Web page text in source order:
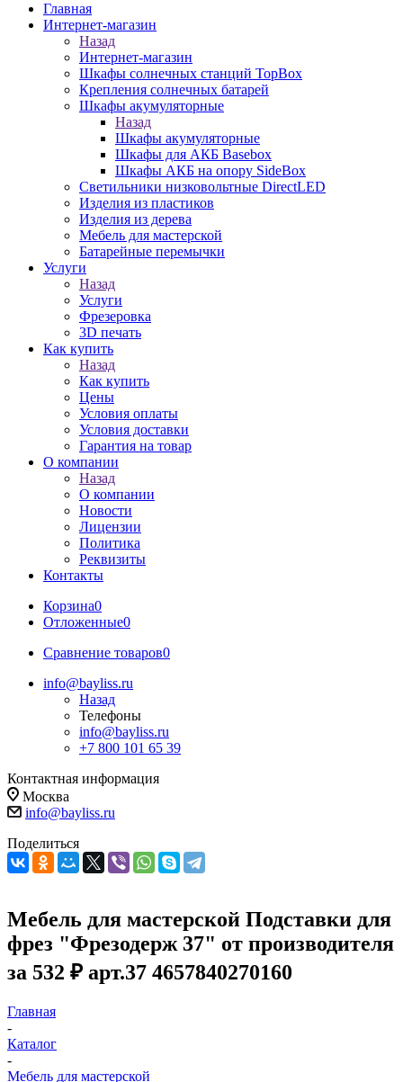
Главная
Интернет-магазин
Назад
Интернет-магазин
Шкафы солнечных станций TopBox
Крепления солнечных батарей
Шкафы акумуляторные
Назад
Шкафы акумуляторные
Шкафы для АКБ Basebox
Шкафы АКБ на опору SideBox
Светильники низковольтные DirectLED
Изделия из пластиков
Изделия из дерева
Мебель для мастерской
Батарейные перемычки
Услуги
Назад
Услуги
Фрезеровка
3D печать
Как купить
Назад
Как купить
Цены
Условия оплаты
Условия доставки
Гарантия на товар
О компании
Назад
О компании
Новости
Лицензии
Политика
Реквизиты
Контакты
Корзина0
Отложенные0
Сравнение товаров0
info@bayliss.ru
Назад
Телефоны
info@bayliss.ru
+7 800 101 65 39
Контактная информация
Москва
info@bayliss.ru
Поделиться
Мебель для мастерской Подставки для
фрез "Фрезодерж 37" от производителя
за 532 ₽ арт.37 4657840270160
Главная
-
Каталог
-
Мебель для мастерской